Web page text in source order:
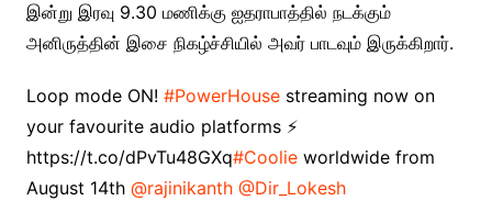
இன்று இரவு 9.30 மணிக்கு ஐதராபாத்தில் நடக்கும்
அனிருத்தின் இசை நிகழ்ச்சியில் அவர் பாடவும் இருக்கிறார்.
Loop mode ON! #PowerHousestreaming now on
your favourite audio platforms ⚡
https://t.co/dPvTu48GXq#Coolieworldwide from
August 14th @rajinikanth @Dir_Lokesh